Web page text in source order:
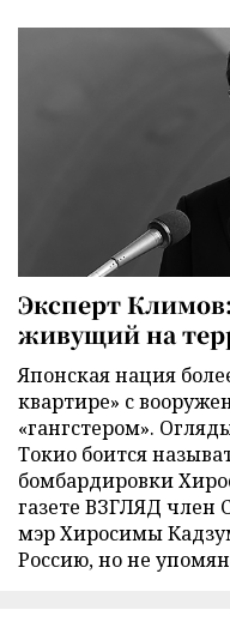
Эксперт
живущий на
Японская нация
квартире» с
«гангстером».
Токио боится
бомбардировки
газете ВЗГЛЯД член
мэр Хиросимы
Россию, но не